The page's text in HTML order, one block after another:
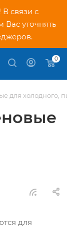
связи с
Вас уточнять
0
для холодного,
для